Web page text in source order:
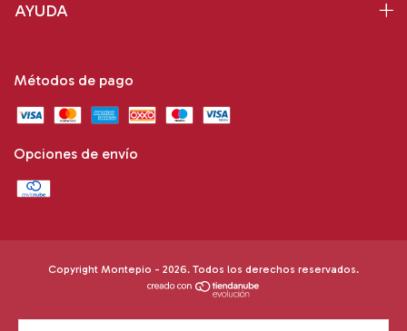
AYUDA
Métodos de pago
Opciones de envío
Copyright Montepio - 2026. Todos los derechos reservados.